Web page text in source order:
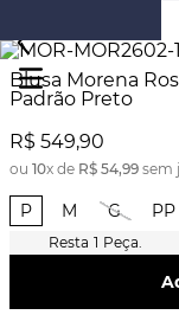
Blusa Morena
Padrão Preto
R$ 549,90
ou 10x de R$ 54,99 sem
P M G PP
1 Peça.